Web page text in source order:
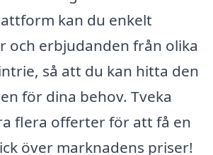
kan du enkelt
och erbjudanden från olika
så att du kan hitta den
för dina behov. Tveka
flera offerter för att få en
över marknadens priser!